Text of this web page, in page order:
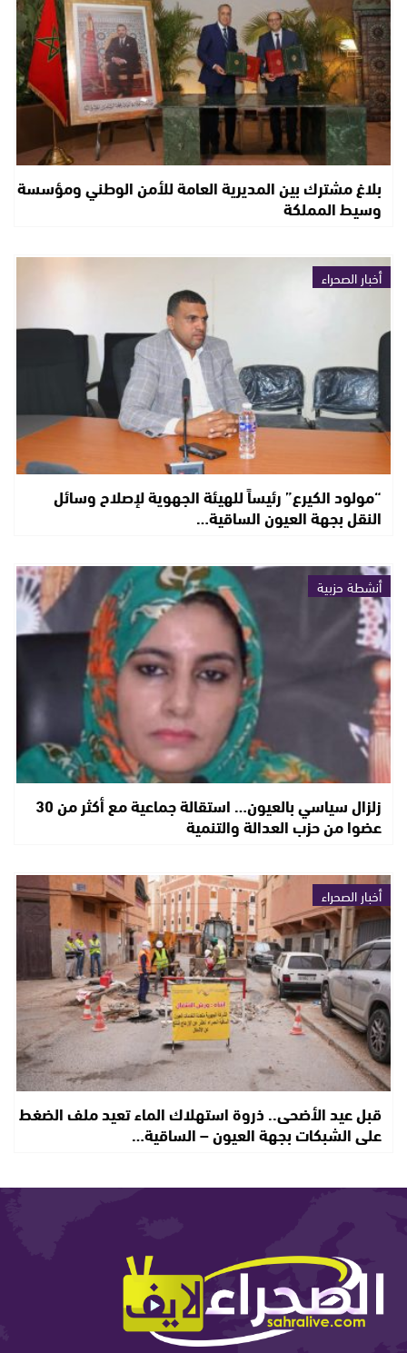
بلاغ مشترك بين المديرية العامة للأمن الوطني ومؤسسة
وسيط المملكة
أخبار الصحراء
“مولود الكيرع” رئيساً للهيئة الجهوية لإصلاح وسائل
النقل بجهة العيون الساقية…
أنشطة حزبية
زلزال سياسي بالعيون… استقالة جماعية مع أكثر من 30
عضوا من حزب العدالة والتنمية
أخبار الصحراء
قبل عيد الأضحى.. ذروة استهلاك الماء تعيد ملف الضغط
على الشبكات بجهة العيون – الساقية…